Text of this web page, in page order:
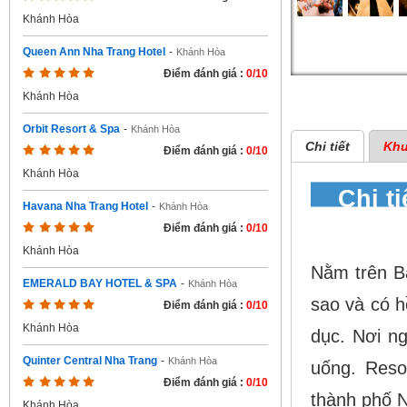
Khánh Hòa
Queen Ann Nha Trang Hotel - Khánh Hòa
Điểm đánh giá : 0/10
Khánh Hòa
Orbit Resort & Spa - Khánh Hòa
Điểm đánh giá : 0/10
Khánh Hòa
Havana Nha Trang Hotel - Khánh Hòa
Điểm đánh giá : 0/10
Khánh Hòa
EMERALD BAY HOTEL & SPA - Khánh Hòa
Điểm đánh giá : 0/10
Khánh Hòa
Quinter Central Nha Trang - Khánh Hòa
Điểm đánh giá : 0/10
Chi tiết
Chi
Nằm trên
sao và có
dục. Nơi
uống.
thành phố